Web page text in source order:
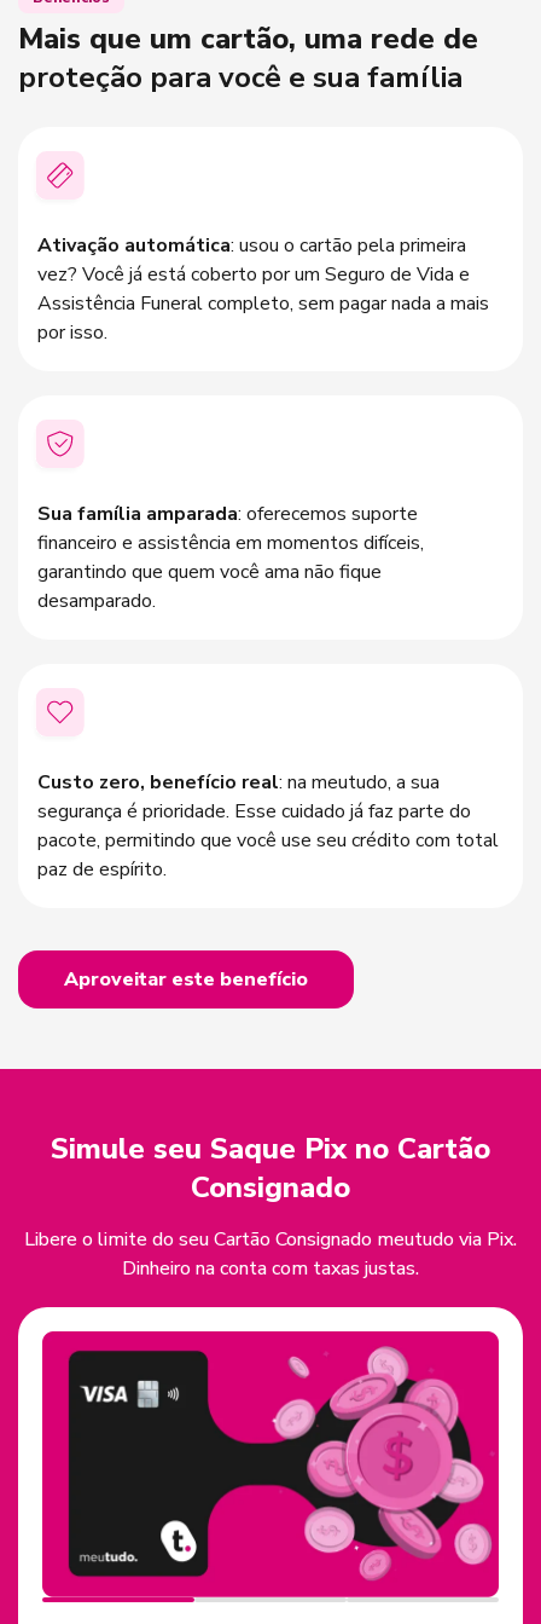
nas suas compras e pagamentos.
Mais que um cartão, uma rede de
proteção para você e sua família
Ativação automática: usou o cartão pela primeira
vez? Você já está coberto por um Seguro de Vida e
Assistência Funeral completo, sem pagar nada a mais
por isso.
Sua família amparada: oferecemos suporte
financeiro e assistência em momentos difíceis,
garantindo que quem você ama não fique
desamparado.
Custo zero, benefício real: na meutudo, a sua
segurança é prioridade. Esse cuidado já faz parte do
pacote, permitindo que você use seu crédito com total
paz de espírito.
Aproveitar este benefício
Simule seu Saque Pix no Cartão
Consignado
Libere o limite do seu Cartão Consignado meutudo via Pix.
Dinheiro na conta com taxas justas.